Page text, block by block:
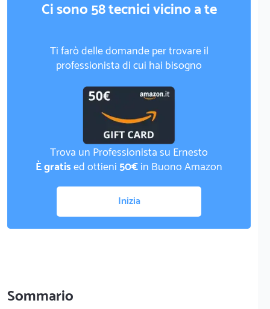
Ci sono 58 tecnici vicino a te
Ti farò delle domande per trovare il
professionista di cui hai bisogno
Trova un Professionista su Ernesto
È gratised ottieni50€in Buono Amazon
Inizia
Sommario